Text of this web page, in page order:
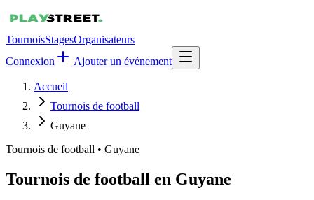
TournoisStagesOrganisateurs
Connexion
Ajouter un événement
Accueil
Tournois de football
Guyane
Tournois de football • Guyane
Tournois de football en Guyane